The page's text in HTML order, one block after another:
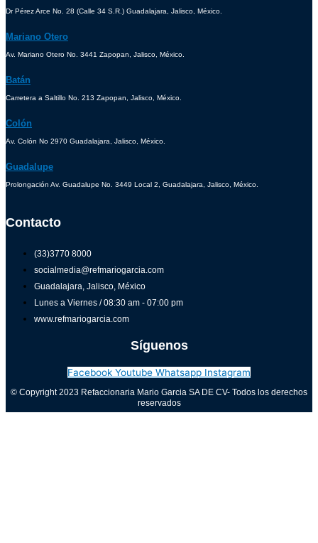
Dr Pérez Arce No. 28 (Calle 34 S.R.) Guadalajara, Jalisco, México.
Mariano Otero
Av. Mariano Otero No. 3441 Zapopan, Jalisco, México.
Batán
Carretera a Saltillo No. 213 Zapopan, Jalisco, México.
Colón
Av. Colón No 2970 Guadalajara, Jalisco, México.
Guadalupe
Prolongación Av. Guadalupe No. 3449 Local 2, Guadalajara, Jalisco, México.
Contacto
(33)3770 8000
socialmedia@refmariogarcia.com
Guadalajara, Jalisco, México
Lunes a Viernes / 08:30 am - 07:00 pm
www.refmariogarcia.com
Síguenos
Facebook Youtube Whatsapp Instagram
© Copyright 2023 Refaccionaria Mario Garcia SA DE CV- Todos los derechos
reservados